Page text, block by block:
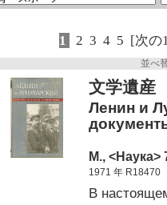
1 2 3 4 5 [次の
並べ
文学遺産
Ленин и
М., <Наука>
1971 年 R18470
В